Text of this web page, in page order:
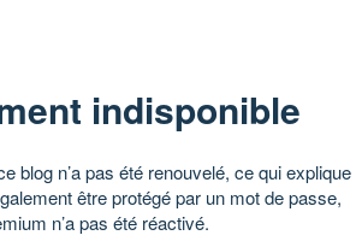
indisponible
blog n’a pas été renouvelé, ce qui explique
être protégé par un mot de passe,
n’a pas été réactivé.